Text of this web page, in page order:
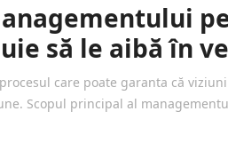
să le aibă în
care poate garanta că
Scopul principal al